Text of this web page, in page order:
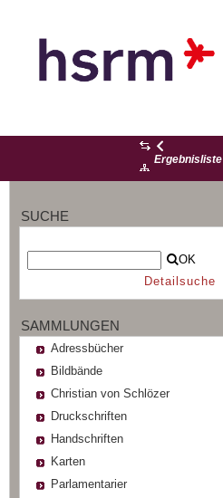
Ergebnisliste
SUCHE
OK
Detailsuche
SAMMLUNGEN
Adressbücher
Bildbände
Christian von Schlözer
Druckschriften
Handschriften
Karten
Parlamentarier